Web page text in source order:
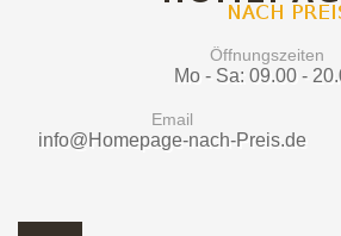
Öffnungszeiten
Mo - Sa: 09.00 -
Email
info@Homepage-nach-Preis.de